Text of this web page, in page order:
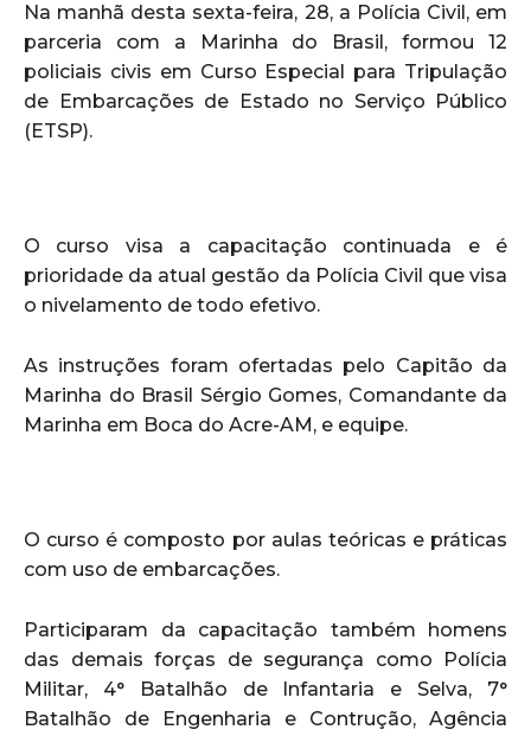
Na manhã desta sexta-feira, 28, a Polícia Civil, em
parceria com a Marinha do Brasil, formou 12
policiais civis em Curso Especial para Tripulação
de Embarcações de Estado no Serviço Público
(ETSP).
O curso visa a capacitação continuada e é
prioridade da atual gestão da Polícia Civil que visa
o nivelamento de todo efetivo.
As instruções foram ofertadas pelo Capitão da
Marinha do Brasil Sérgio Gomes, Comandante da
Marinha em Boca do Acre-AM, e equipe.
O curso é composto por aulas teóricas e práticas
com uso de embarcações.
Participaram da capacitação também homens
das demais forças de segurança como Polícia
Militar, 4° Batalhão de Infantaria e Selva, 7°
Batalhão de Engenharia e Contrução, Agência